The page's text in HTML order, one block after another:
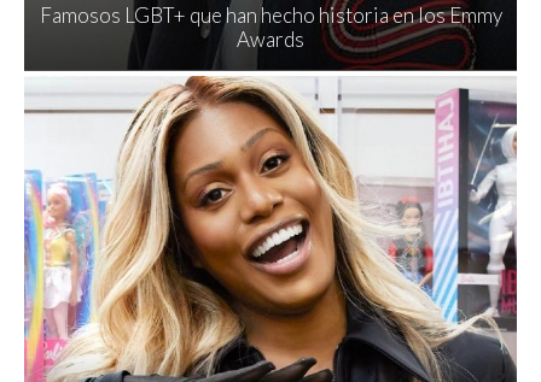
Famosos LGBT+ que han hecho historia en los Emmy
Awards